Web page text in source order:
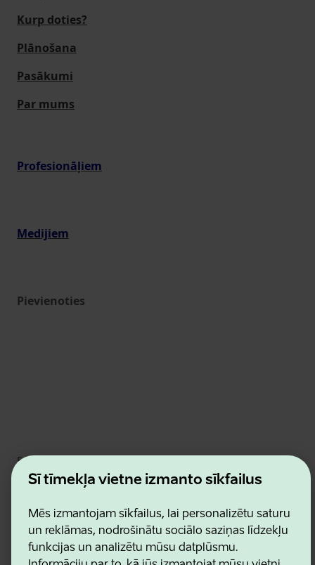
Šī tīmekļa vietne izmanto sīkfailus
Mēs izmantojam sīkfailus, lai personalizētu saturu
un reklāmas, nodrošinātu sociālo saziņas līdzekļu
funkcijas un analizētu mūsu datplūsmu.
Kurp doties?
Plānošana
Pasākumi
Par mums
Profesionāļiem
Medijiem
Pievienoties
Estonian Business and Innovation Agency
Kontakti
Sadarbības partneri
Sīkdatņu un konfidencialitātes politika